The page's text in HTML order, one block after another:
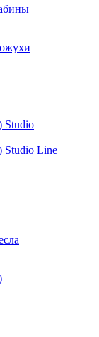
Studio
Studio Line